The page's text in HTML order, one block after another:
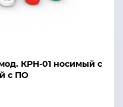
КРН-01 носимый с
с ПО